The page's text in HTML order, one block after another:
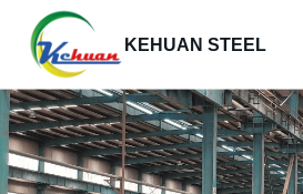
contenido
KEHUAN STEEL